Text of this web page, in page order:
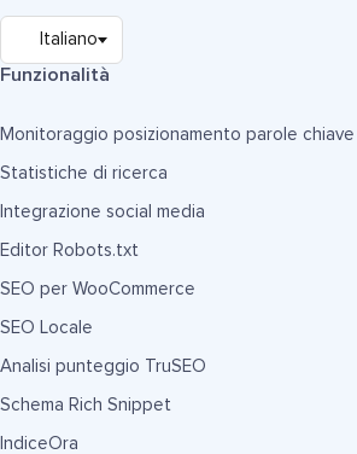
Funzionalità
Monitoraggio posizionamento parole chiave
Statistiche di ricerca
Integrazione social media
Editor Robots.txt
SEO per WooCommerce
SEO Locale
Analisi punteggio TruSEO
Schema Rich Snippet
IndiceOra